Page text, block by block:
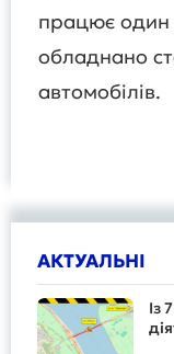
працює один
обладнано
автомобілів.
АКТУАЛЬНІ
Із